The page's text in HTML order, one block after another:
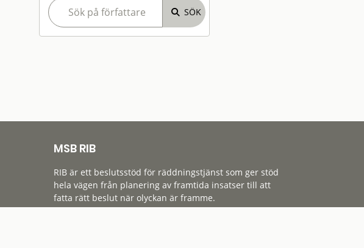
MSB RIB
RIB är ett beslutsstöd för räddningstjänst som ger stöd
hela vägen från planering av framtida insatser till att
fatta rätt beslut när olyckan är framme.